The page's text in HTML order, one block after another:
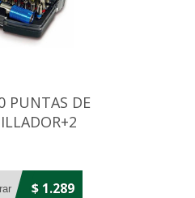
PUNTAS DE
$ 1.289